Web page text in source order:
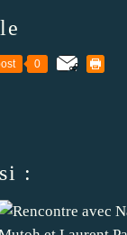
0
: